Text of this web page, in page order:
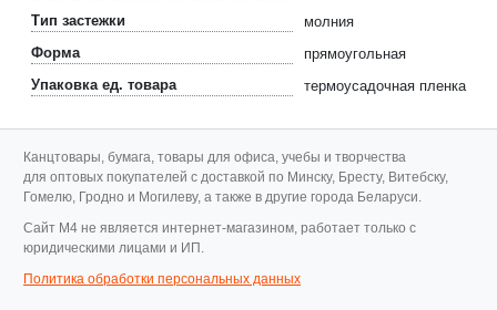
Тип застежки
молния
Форма
прямоугольная
Упаковка ед. товара
термоусадочная пленка
Канцтовары, бумага, товары для офиса, учебы и творчества
для оптовых покупателей с доставкой по Минску, Бресту, Витебску,
Гомелю, Гродно и Могилеву, а также в другие города Беларуси.
Cайт M4 не является интернет-магазином, работает только с
юридическими лицами и ИП.
Политика обработки персональных данных